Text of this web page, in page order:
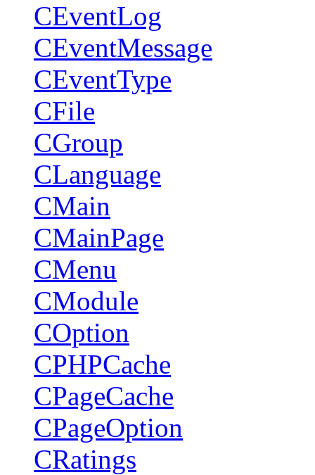
CEventLog
CEventMessage
CEventType
CFile
CGroup
CLanguage
CMain
CMainPage
CMenu
CModule
COption
CPHPCache
CPageCache
CPageOption
CRatings